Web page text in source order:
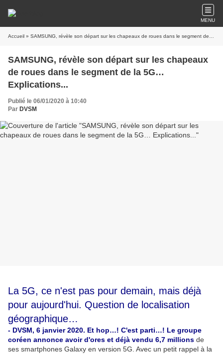
MENU
Accueil » SAMSUNG, révèle son départ sur les chapeaux de roues dans le segment de la 5G… Explications...
SAMSUNG, révèle son départ sur les chapeaux
de roues dans le segment de la 5G…
Explications...
Publié le 06/01/2020 à 10:40
Par DVSM
La 5G, ce n'est pas pour demain, mais déjà
pour aujourd'hui. Question de localisation
géographique…
- DVSM, 6 janvier 2020. Et hop…! C'est parti…! Le groupe
coréen annonce avoir d'ores et déjà vendu 6,7 millions de
ses smartphones Galaxy en version 5G. Avec un petit rappel à la